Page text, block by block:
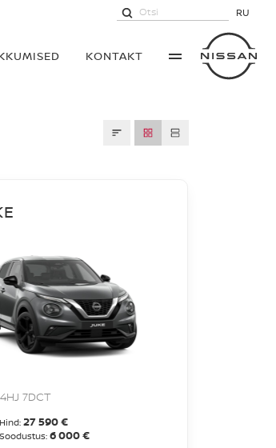
KONTAKT
RU
7DCT
Hind: 27 590 €
Soodustus: 6 000 €